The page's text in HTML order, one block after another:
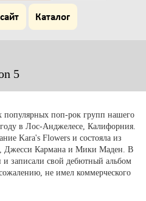
Каталог
5
популярных поп-рок групп нашего
в Лос-Анджелесе, Калифорния.
Kara's Flowers и состояла из
Джесси Кармана и Мики Маден. В
записали свой дебютный альбом
не имел коммерческого